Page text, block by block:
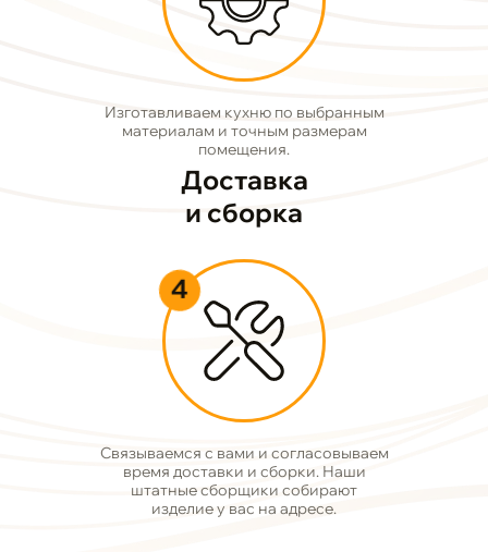
Изготавливаем кухню по выбранным
материалам и точным размерам
помещения.
Доставка
и сборка
4
Связываемся с вами и согласовываем
время доставки и сборки. Наши
штатные сборщики собирают
изделие у вас на адресе.